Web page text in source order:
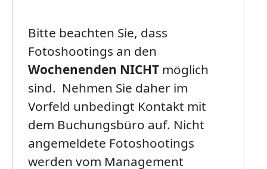
Bitte beachten Sie, dass
Fotoshootings an den
Wochenenden NICHT möglich
sind. Nehmen Sie daher im
Vorfeld unbedingt Kontakt mit
dem Buchungsbüro auf. Nicht
angemeldete Fotoshootings
werden vom Management